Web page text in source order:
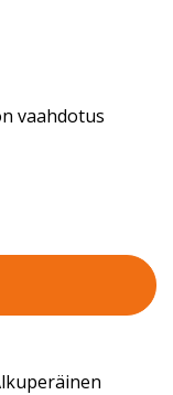
vaahdotus